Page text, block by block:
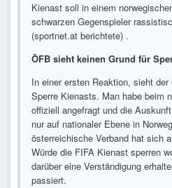
Kienast soll in einem
schwarzen Gegenspieler
(sportnet.at berichtete) .
ÖFB sieht keinen Grund für
In einer ersten Reaktion, sieht
Sperre Kienasts. Man habe beim
offiziell angefragt und die
nur auf nationaler Ebene in
österreichische Verband hat sich
Würde die FIFA Kienast sperren
darüber eine Verständigung
passiert.